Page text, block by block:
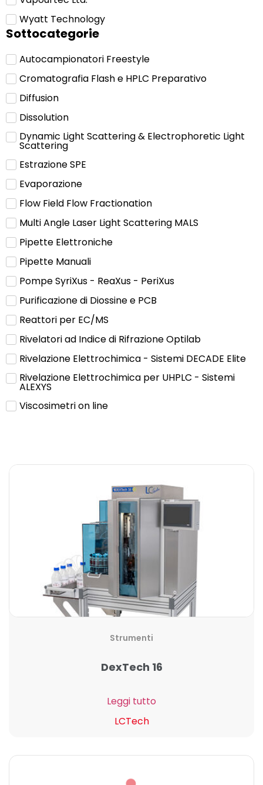
Wyatt Technology
Sottocategorie
Autocampionatori Freestyle
Cromatografia Flash e HPLC Preparativo
Diffusion
Dissolution
Dynamic Light Scattering & Electrophoretic Light
Scattering
Estrazione SPE
Evaporazione
Flow Field Flow Fractionation
Multi Angle Laser Light Scattering MALS
Pipette Elettroniche
Pipette Manuali
Pompe SyriXus - ReaXus - PeriXus
Purificazione di Diossine e PCB
Reattori per EC/MS
Rivelatori ad Indice di Rifrazione Optilab
Rivelazione Elettrochimica - Sistemi DECADE Elite
Rivelazione Elettrochimica per UHPLC - Sistemi
ALEXYS
Viscosimetri on line
Strumenti
DexTech 16
Leggi tutto
LCTech